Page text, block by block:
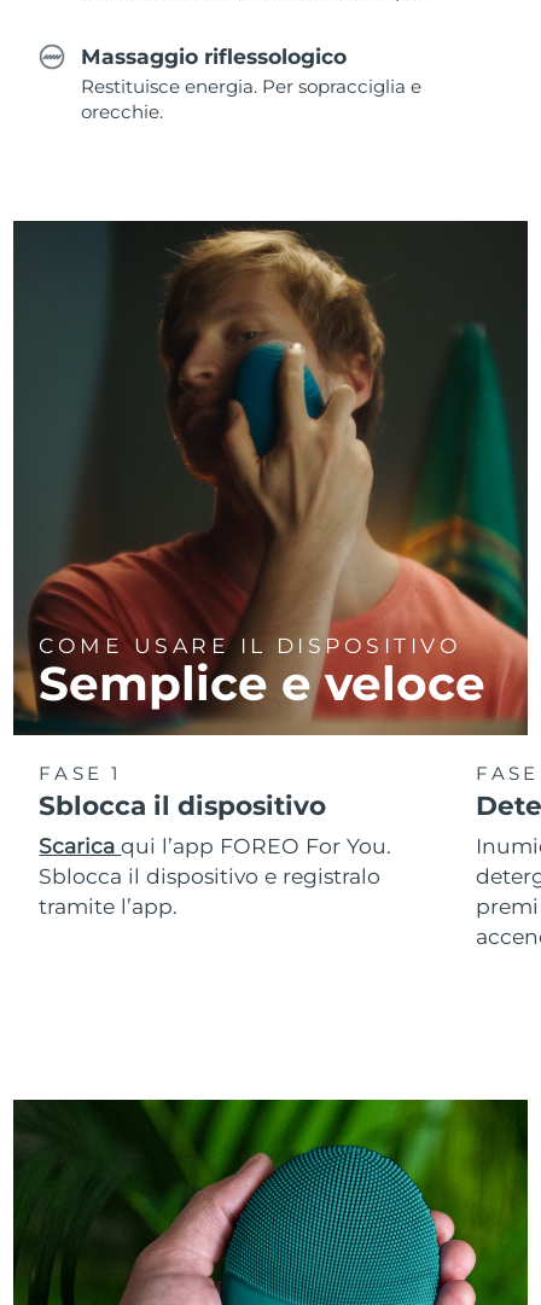
Massaggio riflessologico
Restituisce energia. Per sopracciglia e
orecchie.
COME USARE IL DISPOSITIVO
Semplice e veloce
FASE 1
Sblocca il dispositivo
Scaricaqui l’app FOREO For You.
Sblocca il dispositivo e registralo
tramite l’app.